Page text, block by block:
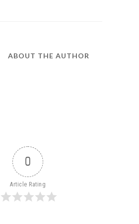
ABOUT THE AUTHOR
0
Article Rating